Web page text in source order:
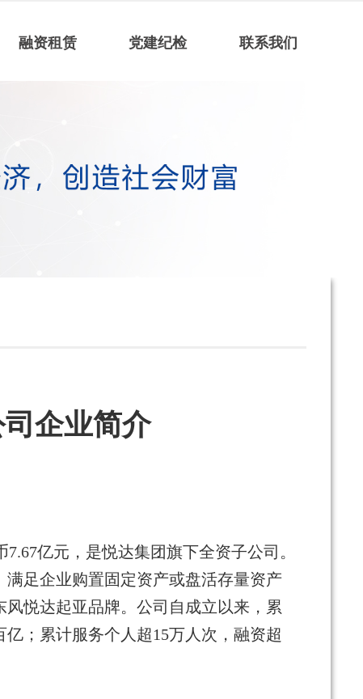
融资租赁 党建纪检 联系我们
企业简介
亿元，是悦达集团旗下全资子公司。
足企业购置固定资产或盘活存量资产
悦达起亚品牌。公司自成立以来，累
；累计服务个人超15万人次，融资超